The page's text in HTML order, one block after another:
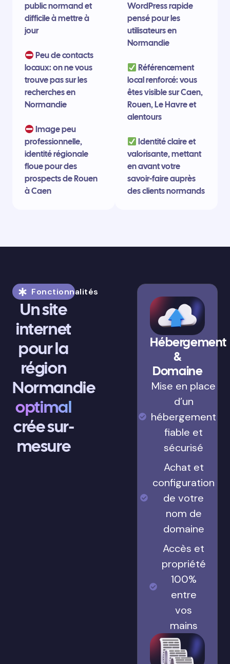
public normand et
difficile à mettre à
jour
Peu de contacts
locaux: on ne vous
trouve pas sur les
recherches en
Normandie
Image peu
professionnelle,
identité régionale
floue pour des
prospects de Rouen
à Caen
WordPress rapide
pensé pour les
utilisateurs en
Normandie
Référencement
local renforcé: vous
êtes visible sur Caen,
Rouen, Le Havre et
alentours
Identité claire et
valorisante, mettant
en avant votre
savoir-faire auprès
des clients normands
Fonctionnalités
Un site
internet
pour la
région
Normandie
optimal
crée sur-
mesure
Hébergement
&
Domaine
Mise en place
d’un
hébergement
fiable et
sécurisé
Achat et
configuration
de votre
nom de
domaine
Accès et
propriété
100%
entre
vos
mains